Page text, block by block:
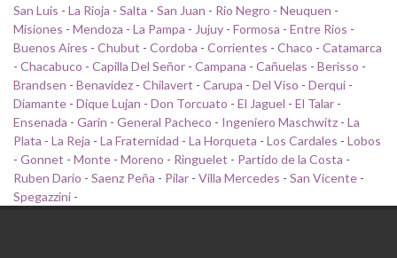
San Luis - La Rioja - Salta - San Juan - Rio Negro - Neuquen -
Misiones - Mendoza - La Pampa - Jujuy - Formosa - Entre Rios -
Buenos Aires - Chubut - Cordoba - Corrientes - Chaco - Catamarca
- Chacabuco - Capilla Del Señor - Campana - Cañuelas - Berisso -
Brandsen - Benavidez - Chilavert - Carupa - Del Viso - Derqui -
Diamante - Dique Lujan - Don Torcuato - El Jaguel - El Talar -
Ensenada - Garin - General Pacheco - Ingeniero Maschwitz - La
Plata - La Reja - La Fraternidad - La Horqueta - Los Cardales - Lobos
- Gonnet - Monte - Moreno - Ringuelet - Partido de la Costa -
Ruben Dario - Saenz Peña - Pilar - Villa Mercedes - San Vicente -
Spegazzini -